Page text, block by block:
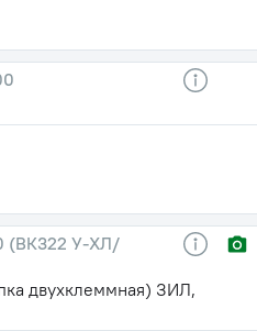
(ВК322 У-ХЛ/
двухклеммная) ЗИЛ,